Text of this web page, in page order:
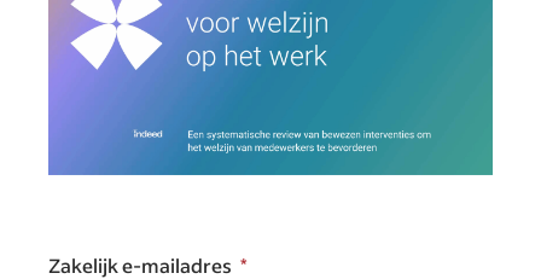
Zakelijk e-mailadres